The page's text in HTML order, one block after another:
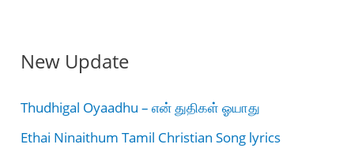
New Update
Thudhigal Oyaadhu – என் துதிகள் ஓயாது
Ethai Ninaithum Tamil Christian Song lyrics